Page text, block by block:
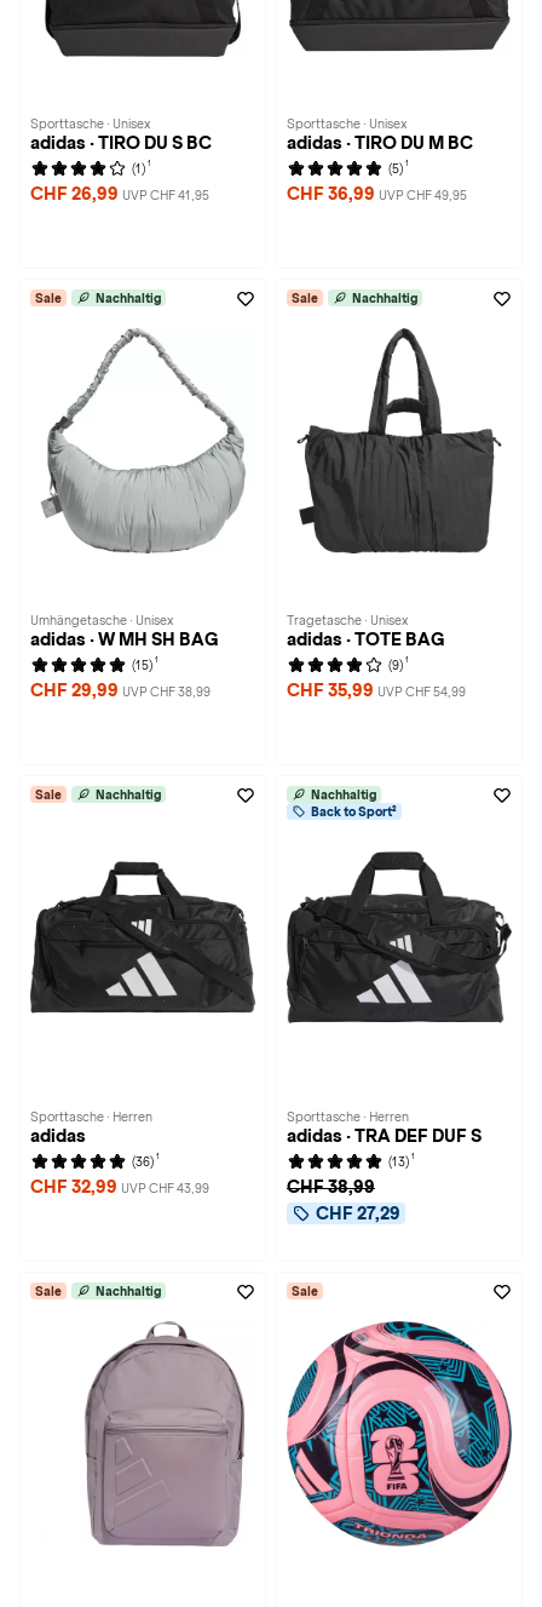
Sporttasche · Unisex
adidas · TIRO DU S BC
(1) 1
CHF 26,99 UVP CHF 41,95
Sporttasche · Unisex
adidas · TIRO DU M BC
(5) 1
CHF 36,99 UVP CHF 49,95
Sale Nachhaltig
Umhängetasche · Unisex
adidas · W MH SH BAG
(15) 1
CHF 29,99 UVP CHF 38,99
Sale Nachhaltig
Tragetasche · Unisex
adidas · TOTE BAG
(9) 1
CHF 35,99 UVP CHF 54,99
Sale Nachhaltig
Sporttasche · Herren
adidas
(36) 1
CHF 32,99 UVP CHF 43,99
Nachhaltig
Back to Sport²
Sporttasche · Herren
adidas · TRA DEF DUF S
(13) 1
CHF 38,99
CHF 27,29
Sale Nachhaltig Sale